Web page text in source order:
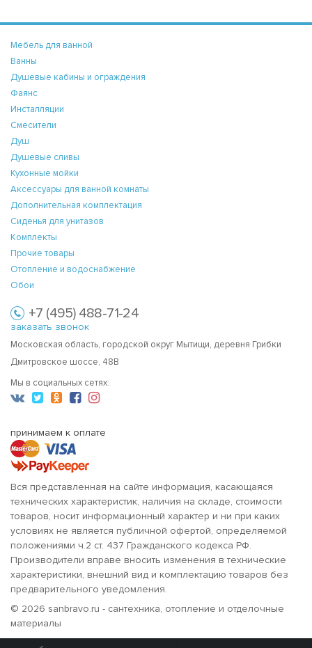
Мебель для ванной
Ванны
Душевые кабины и ограждения
Фаянс
Инсталляции
Смесители
Душ
Душевые сливы
Кухонные мойки
Аксессуары для ванной комнаты
Дополнительная комплектация
Сиденья для унитазов
Комплекты
Прочие товары
Отопление и водоснабжение
Обои
+7 (495) 488-71-24
заказать звонок
Московская область, городской округ Мытищи, деревня Грибки
Дмитровское шоссе, 48В
Мы в социальных сетях:
принимаем к оплате
Вся представленная на сайте информация, касающаяся
технических характеристик, наличия на складе, стоимости
товаров, носит информационный характер и ни при каких
условиях не является публичной офертой, определяемой
положениями ч.2 ст. 437 Гражданского кодекса РФ.
Производители вправе вносить изменения в технические
характеристики, внешний вид и комплектацию товаров без
предварительного уведомления.
© 2026 sanbravo.ru - сантехника, отопление и отделочные
материалы